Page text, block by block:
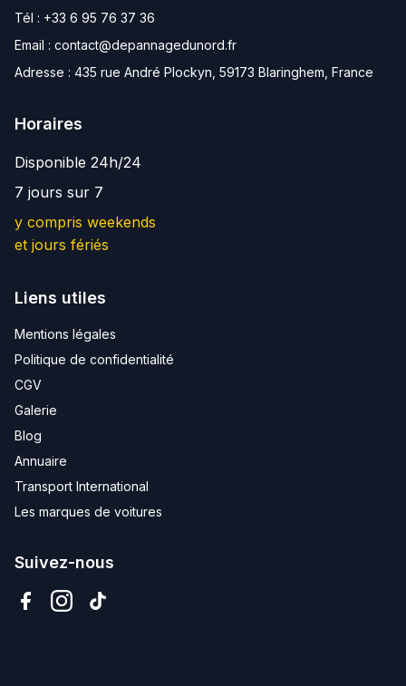
Tél : +33 6 95 76 37 36
Email : contact@depannagedunord.fr
Adresse : 435 rue André Plockyn, 59173 Blaringhem, France
Horaires
Disponible 24h/24
7 jours sur 7
y compris weekends
et jours fériés
Liens utiles
Mentions légales
Politique de confidentialité
CGV
Galerie
Blog
Annuaire
Transport International
Les marques de voitures
Suivez-nous